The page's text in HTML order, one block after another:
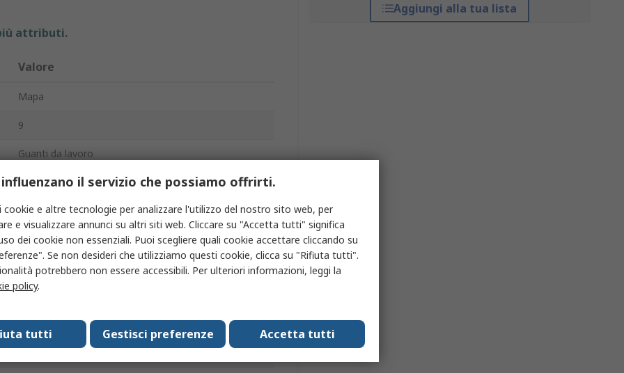
Aggiungi alla tua lista
attributi.
Valore
Mapa
9
Guanti da lavoro
Lattice naturale, Nitrile, Policloroprene
Giallo
Sì
Sì
il servizio che possiamo offrirti.
cookie e altre tecnologie per analizzare l'utilizzo del nostro sito web, per
e visualizzare annunci su altri siti web. Cliccare su "Accetta tutti" significa
dei cookie non essenziali. Puoi scegliere quali cookie accettare cliccando su
Se non desideri che utilizziamo questi cookie, clicca su "Rifiuta tutti".
potrebbero non essere accessibili. Per ulteriori informazioni, leggi la
policy.
Accetta tutti
Gestisci preferenze
tutti